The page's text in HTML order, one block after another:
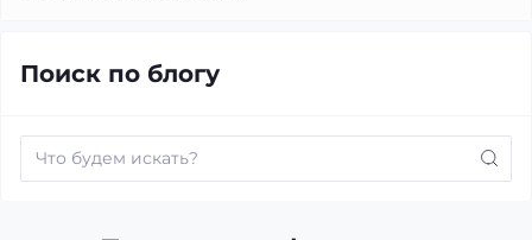
Поиск по блогу